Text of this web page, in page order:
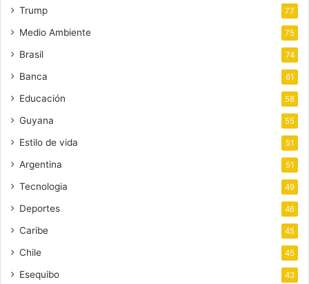
Trump 77
Medio Ambiente 75
Brasil 74
Banca 61
Educación 58
Guyana 55
Estilo de vida 51
Argentina 51
Tecnologia 49
Deportes 46
Caribe 45
Chile 45
Esequibo 43